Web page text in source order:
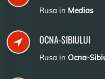
Rusa in Medias
OCNA-SIBIULUI
Rusa in Ocna-